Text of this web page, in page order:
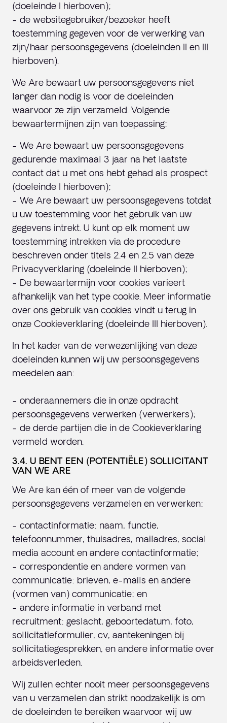
(doeleinde I hierboven);
- de websitegebruiker/bezoeker heeft
toestemming gegeven voor de verwerking van
zijn/haar persoonsgegevens (doeleinden II en III
hierboven).
We Are bewaart uw persoonsgegevens niet
langer dan nodig is voor de doeleinden
waarvoor ze zijn verzameld. Volgende
bewaartermijnen zijn van toepassing:
- We Are bewaart uw persoonsgegevens
gedurende maximaal 3 jaar na het laatste
contact dat u met ons hebt gehad als prospect
(doeleinde I hierboven);
- We Are bewaart uw persoonsgegevens totdat
u uw toestemming voor het gebruik van uw
gegevens intrekt. U kunt op elk moment uw
toestemming intrekken via de procedure
beschreven onder titels 2.4 en 2.5 van deze
Privacyverklaring (doeleinde II hierboven);
- De bewaartermijn voor cookies varieert
afhankelijk van het type cookie. Meer informatie
over ons gebruik van cookies vindt u terug in
onze Cookieverklaring (doeleinde III hierboven).
In het kader van de verwezenlijking van deze
doeleinden kunnen wij uw persoonsgegevens
meedelen aan:
- onderaannemers die in onze opdracht
persoonsgegevens verwerken (verwerkers);
- de derde partijen die in de Cookieverklaring
vermeld worden.
3.4. U BENT EEN (POTENTIËLE) SOLLICITANT
VAN WE ARE
We Are kan één of meer van de volgende
persoonsgegevens verzamelen en verwerken:
- contactinformatie: naam, functie,
telefoonnummer, thuisadres, mailadres, social
media account en andere contactinformatie;
- correspondentie en andere vormen van
communicatie: brieven, e-mails en andere
(vormen van) communicatie; en
- andere informatie in verband met
recruitment: geslacht, geboortedatum, foto,
sollicitatieformulier, cv, aantekeningen bij
sollicitatiegesprekken, en andere informatie over
arbeidsverleden.
Wij zullen echter nooit meer persoonsgegevens
van u verzamelen dan strikt noodzakelijk is om
de doeleinden te bereiken waarvoor wij uw